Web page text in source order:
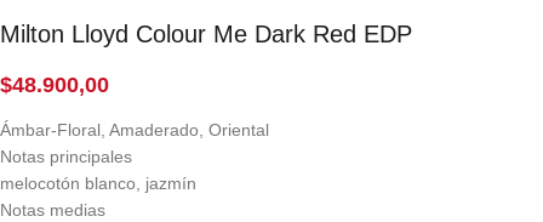
Milton Lloyd Colour Me Dark Red EDP
$48.900,00
Ámbar-Floral, Amaderado, Oriental
Notas principales
melocotón blanco, jazmín
Notas medias